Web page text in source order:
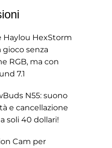
Haylou HexStorm
gioco senza
RGB, ma con
7.1
N55: suono
e cancellazione
soli 40 dollari!
Cam per